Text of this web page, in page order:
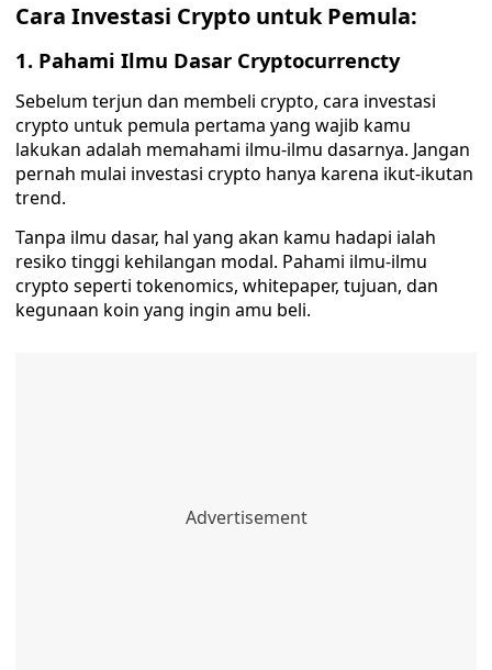
Cara Investasi Crypto untuk Pemula:
1. Pahami Ilmu Dasar Cryptocurrencty
Sebelum terjun dan membeli crypto, cara investasi
crypto untuk pemula pertama yang wajib kamu
lakukan adalah memahami ilmu-ilmu dasarnya. Jangan
pernah mulai investasi crypto hanya karena ikut-ikutan
trend.
Tanpa ilmu dasar, hal yang akan kamu hadapi ialah
resiko tinggi kehilangan modal. Pahami ilmu-ilmu
crypto seperti tokenomics, whitepaper, tujuan, dan
kegunaan koin yang ingin amu beli.